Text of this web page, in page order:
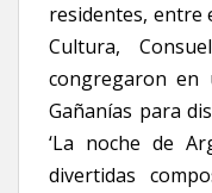
residentes, entre
Cultura,
congregaron en
Gañanías para
‘La noche de
divertidas